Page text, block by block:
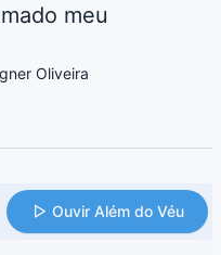
meu
Oliveira
Ouvir Além do Véu